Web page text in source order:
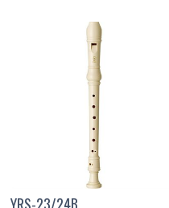
YRS-23/24B